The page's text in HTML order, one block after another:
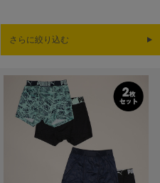
さらに絞り込む